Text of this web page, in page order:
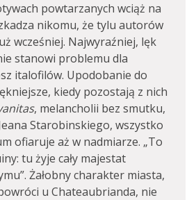
powtarzanych wciąż na
nikomu, że tylu autorów
wcześniej. Najwyraźniej, lęk
stanowi problemu dla
italofilów. Upodobanie do
kiedy pozostają z nich
, melancholii bez smutku,
Starobinskiego, wszystko
ofiaruje aż w nadmiarze. „To
tu żyje cały majestat
Żałobny charakter miasta,
u Chateaubrianda, nie